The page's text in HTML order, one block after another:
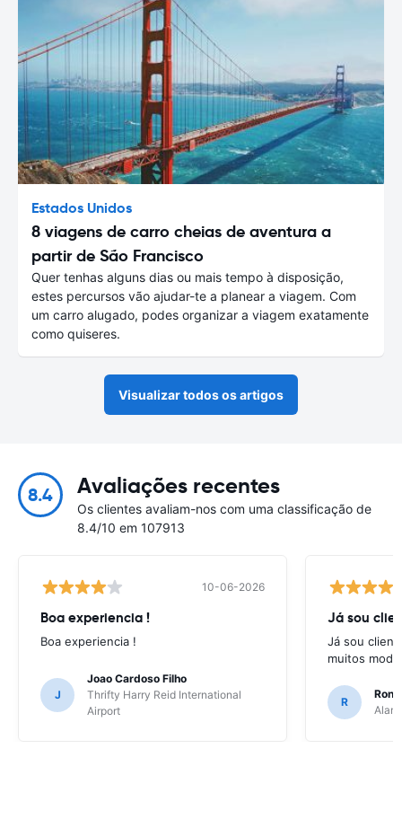
Estados Unidos
8 viagens de carro cheias de aventura a
partir de São Francisco
Quer tenhas alguns dias ou mais tempo à disposição,
estes percursos vão ajudar-te a planear a viagem. Com
um carro alugado, podes organizar a viagem exatamente
como quiseres.
Visualizar todos os artigos
8.4 Avaliações recentes
Os clientes avaliam-nos com uma classificação de
8.4/10 em 107913
10-06-2026
Boa experiencia !
Boa experiencia !
J
Joao Cardoso Filho
Thrifty Harry Reid International
Airport
Já sou
Já sou
muitos
R